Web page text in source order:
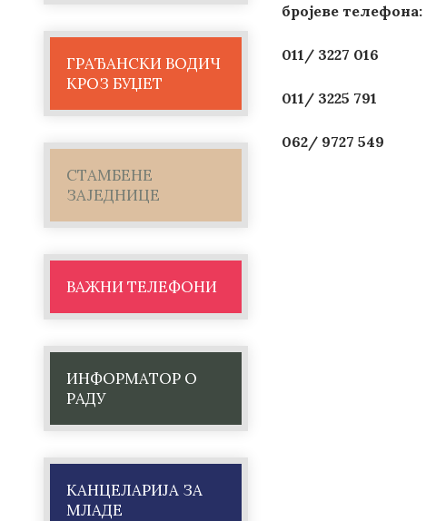
ГРАЂАНСКИ ВОДИЧ
КРОЗ БУЏЕТ
СТАМБЕНЕ
ЗАЈЕДНИЦЕ
ВАЖНИ ТЕЛЕФОНИ
ИНФОРМАТОР О
РАДУ
КАНЦЕЛАРИЈА ЗА
МЛАДЕ
бројеве телефона:
011/ 3227 016
011/ 3225 791
062/ 9727 549